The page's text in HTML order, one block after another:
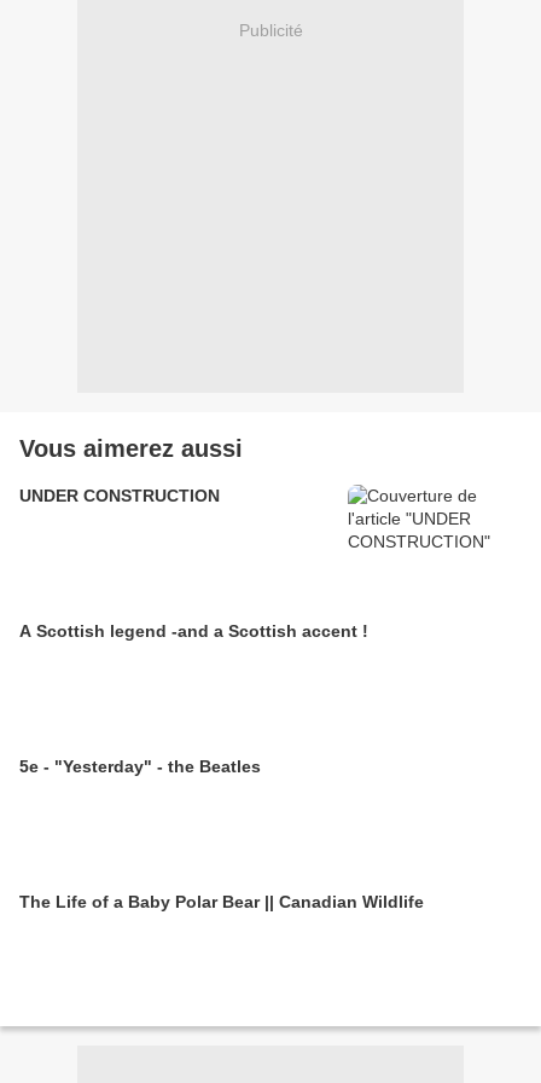
Publicité
Vous aimerez aussi
UNDER CONSTRUCTION
A Scottish legend -and a Scottish accent !
5e - "Yesterday" - the Beatles
The Life of a Baby Polar Bear || Canadian Wildlife